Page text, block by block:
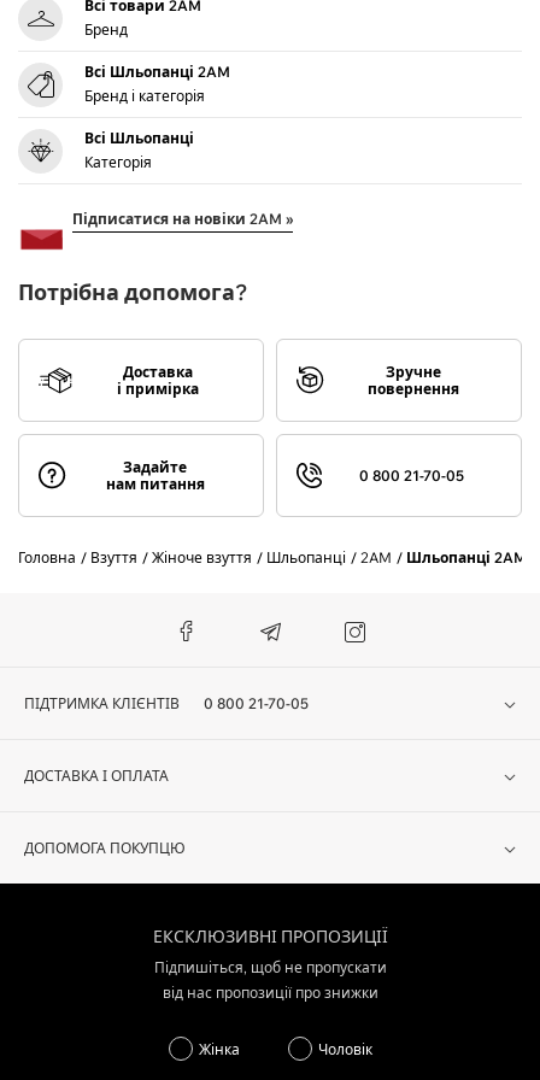
Всі товари 2AM
Бренд
Всі Шльопанці 2AM
Бренд і категорія
Всі Шльопанці
Категорія
Підписатися на новіки 2AM »
Потрібна допомога?
Доставка
і примірка
Зручне
повернення
Задайте
нам питання
0 800 21-70-05
Головна Взуття Жіноче взуття Шльопанці 2AM Шльопанці 2AM
ПІДТРИМКА КЛІЄНТІВ 0 800 21-70-05
ДОСТАВКА І ОПЛАТА
ДОПОМОГА ПОКУПЦЮ
ЕКСКЛЮЗИВНІ ПРОПОЗИЦІЇ
Підпишіться, щоб не пропускати
від нас пропозиції про знижки
Жінка Чоловік